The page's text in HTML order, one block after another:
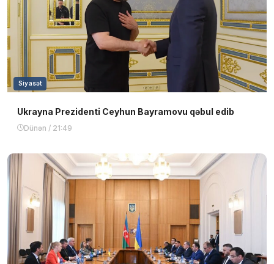
Siyasət
Ukrayna Prezidenti Ceyhun Bayramovu qəbul edib
Dünən / 21:49